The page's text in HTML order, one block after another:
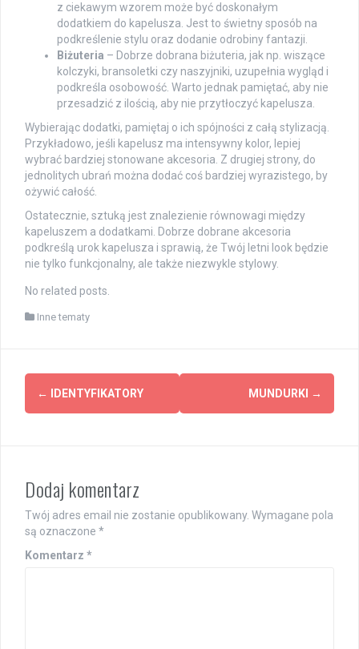
z ciekawym wzorem może być doskonałym
dodatkiem do kapelusza. Jest to świetny sposób na
podkreślenie stylu oraz dodanie odrobiny fantazji.
Biżuteria – Dobrze dobrana biżuteria, jak np. wiszące
kolczyki, bransoletki czy naszyjniki, uzupełnia wygląd i
podkreśla osobowość. Warto jednak pamiętać, aby nie
przesadzić z ilością, aby nie przytłoczyć kapelusza.
Wybierając dodatki, pamiętaj o ich spójności z całą stylizacją.
Przykładowo, jeśli kapelusz ma intensywny kolor, lepiej
wybrać bardziej stonowane akcesoria. Z drugiej strony, do
jednolitych ubrań można dodać coś bardziej wyrazistego, by
ożywić całość.
Ostatecznie, sztuką jest znalezienie równowagi między
kapeluszem a dodatkami. Dobrze dobrane akcesoria
podkreślą urok kapelusza i sprawią, że Twój letni look będzie
nie tylko funkcjonalny, ale także niezwykle stylowy.
No related posts.
Inne tematy
Post
navigation
← IDENTYFIKATORY MUNDURKI →
Dodaj komentarz
Twój adres email nie zostanie opublikowany. Wymagane pola
są oznaczone *
Komentarz *